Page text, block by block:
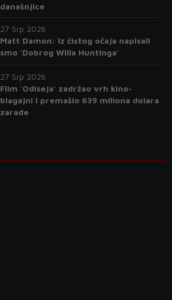
današnjice
27 Srp 2026
Matt Damon: Iz čistog očaja napisali
smo 'Dobrog Willa Huntinga'
27 Srp 2026
Film 'Odiseja' zadržao vrh kino-
blagajni i premašio 639 miliona dolara
zarade